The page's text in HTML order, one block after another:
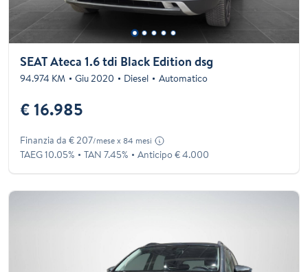
SEAT Ateca 1.6 tdi Black Edition dsg
94.974 KM Giu 2020 Diesel Automatico
€ 16.985
Finanzia da € 207/mese x 84 mesi
TAEG 10.05% TAN 7.45% Anticipo € 4.000